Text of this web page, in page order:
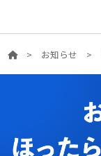
> お知らせ >